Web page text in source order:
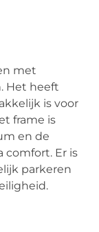
met
Het heeft
is voor
frame is
en de
comfort. Er is
parkeren